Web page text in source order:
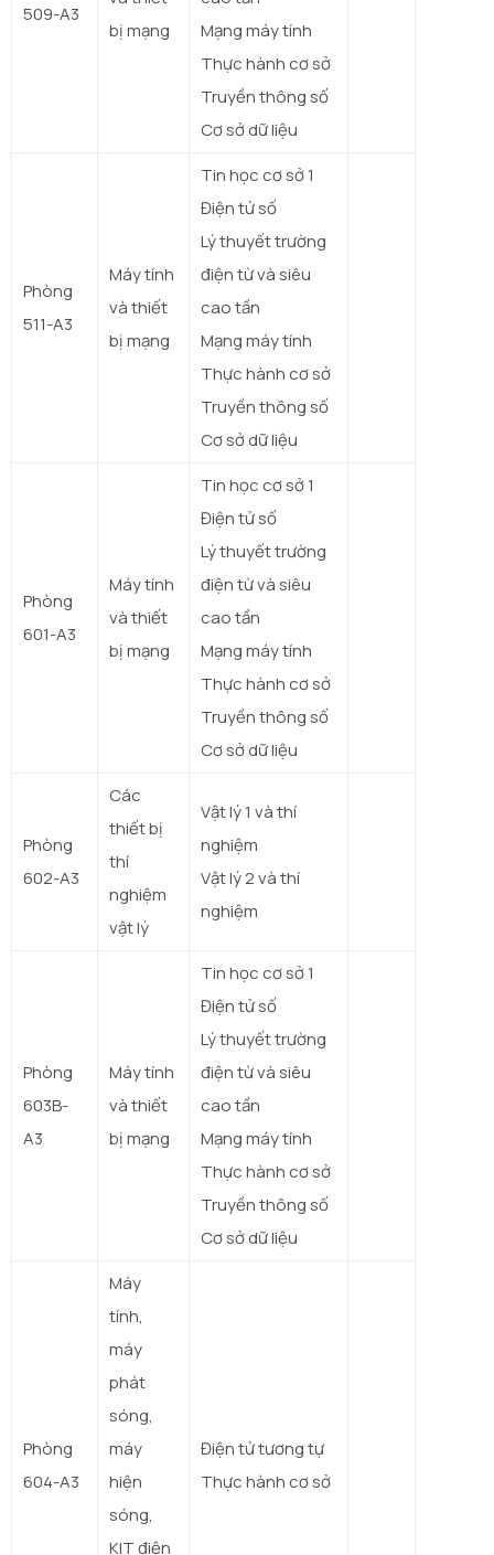
509-A3
bị mạng
Mạng máy tính
Thực hành cơ sở
Truyền thông số
Cơ sở dữ liệu
Phòng
511-A3
Máy tính
và thiết
bị mạng
Tin học cơ sở 1
Điện tử số
Lý thuyết trường
điện từ và siêu
cao tần
Mạng máy tính
Thực hành cơ sở
Truyền thông số
Cơ sở dữ liệu
Phòng
601-A3
Máy tính
và thiết
bị mạng
Tin học cơ sở 1
Điện tử số
Lý thuyết trường
điện từ và siêu
cao tần
Mạng máy tính
Thực hành cơ sở
Truyền thông số
Cơ sở dữ liệu
Phòng
602-A3
Các
thiết bị
thí
nghiệm
vật lý
Vật lý 1 và thí
nghiệm
Vật lý 2 và thí
nghiệm
Phòng
603B-
A3
Máy tính
và thiết
bị mạng
Tin học cơ sở 1
Điện tử số
Lý thuyết trường
điện từ và siêu
cao tần
Mạng máy tính
Thực hành cơ sở
Truyền thông số
Cơ sở dữ liệu
Phòng
604-A3
Máy
tính,
máy
phát
sóng,
máy
hiện
sóng,
KIT điện
Điện tử tương tự
Thực hành cơ sở